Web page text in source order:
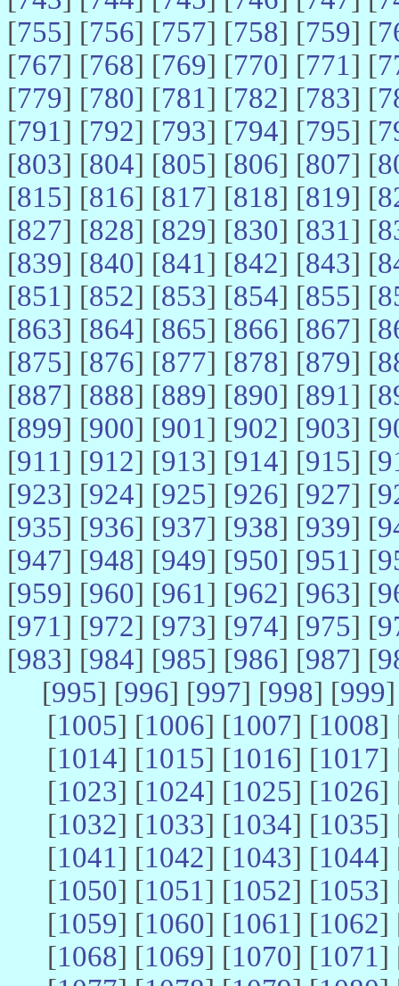
[755] [756] [757] [758] [759] [
[767] [768] [769] [770] [771] [
[779] [780] [781] [782] [783] [
[791] [792] [793] [794] [795] [
[803] [804] [805] [806] [807] [
[815] [816] [817] [818] [819] [
[827] [828] [829] [830] [831] [
[839] [840] [841] [842] [843] [
[851] [852] [853] [854] [855] [
[863] [864] [865] [866] [867] [
[875] [876] [877] [878] [879] [
[887] [888] [889] [890] [891] [
[899] [900] [901] [902] [903] [
[911] [912] [913] [914] [915] [
[923] [924] [925] [926] [927] [
[935] [936] [937] [938] [939] [
[947] [948] [949] [950] [951] [
[959] [960] [961] [962] [963] [
[971] [972] [973] [974] [975] [
[983] [984] [985] [986] [987] [
[995] [996] [997] [998] [999
[1005] [1006] [1007] [1008]
[1014] [1015] [1016] [1017]
[1023] [1024] [1025] [1026]
[1032] [1033] [1034] [1035]
[1041] [1042] [1043] [1044]
[1050] [1051] [1052] [1053]
[1059] [1060] [1061] [1062]
[1068] [1069] [1070] [1071]